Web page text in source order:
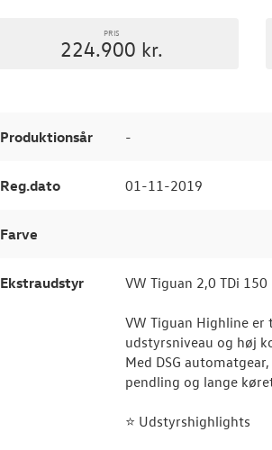
PRIS
224.900 kr.
Produktionsår -
Reg.dato 01-11-2019
Farve
Ekstraudstyr VW Tiguan 2,0 TDi
VW Tiguan Highline
udstyrsniveau og høj
Med DSG
pendling og lange
⭐ Udstyrshighlights